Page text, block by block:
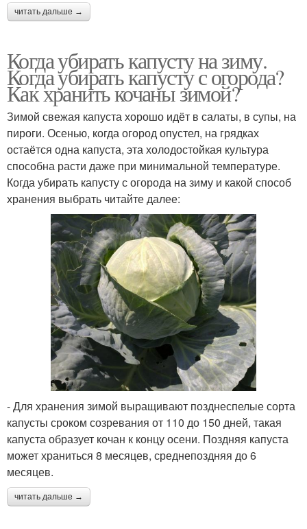
читать дальше →
Когда убирать капусту на зиму.
Когда убирать капусту с огорода?
Как хранить кочаны зимой?
Зимой свежая капуста хорошо идёт в салаты, в супы, на
пироги. Осенью, когда огород опустел, на грядках
остаётся одна капуста, эта холодостойкая культура
способна расти даже при минимальной температуре.
Когда убирать капусту с огорода на зиму и какой способ
хранения выбрать читайте далее:
- Для хранения зимой выращивают позднеспелые сорта
капусты сроком созревания от 110 до 150 дней, такая
капуста образует кочан к концу осени. Поздняя капуста
может храниться 8 месяцев, среднепоздняя до 6
месяцев.
читать дальше →